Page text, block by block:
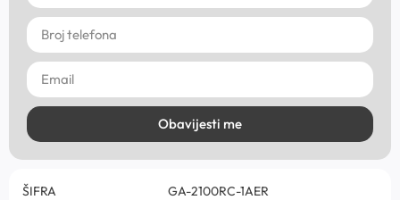
Obavijesti me
ŠIFRA
GA-2100RC-1AER